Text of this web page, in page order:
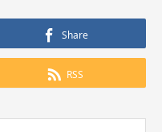
Share
RSS